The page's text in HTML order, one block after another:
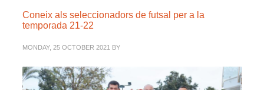
Coneix als seleccionadors de futsal per a la
temporada 21-22
MONDAY, 25 OCTOBER 2021 BY